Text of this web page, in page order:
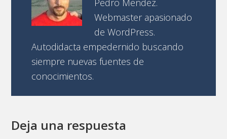
Webmaster apasionado
de WordPress.
Autodidacta empedernido buscando
siempre nuevas fuentes de
conocimientos.
Deja una respuesta